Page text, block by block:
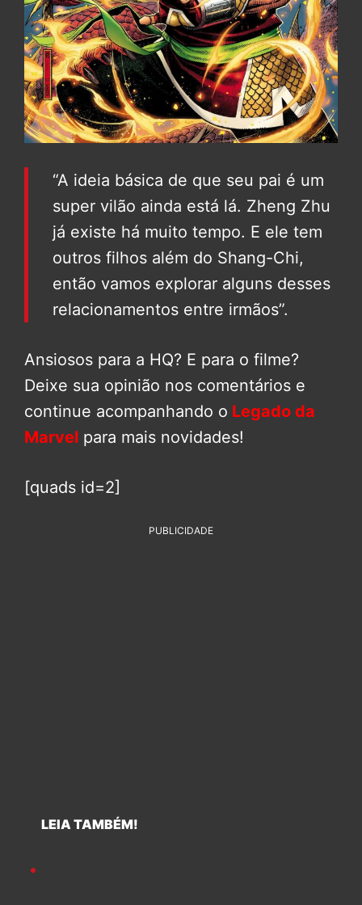
“A ideia básica de que seu pai é um
super vilão ainda está lá. Zheng Zhu
já existe há muito tempo. E ele tem
outros filhos além do Shang-Chi,
então vamos explorar alguns desses
relacionamentos entre irmãos”.
Ansiosos para a HQ? E para o filme?
Deixe sua opinião nos comentários e
continue acompanhando o Legado da
Marvel para mais novidades!
[quads id=2]
PUBLICIDADE
LEIA TAMBÉM!